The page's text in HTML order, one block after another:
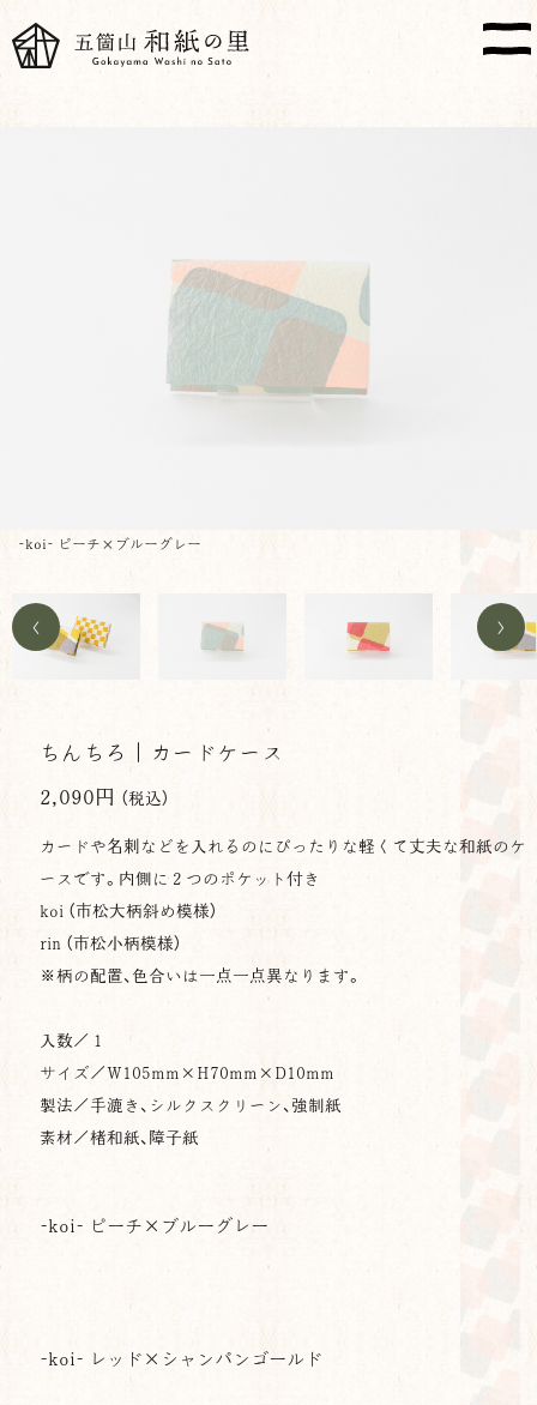
-koi- ピーチ×ブルーグレー
< >
ちんちろ｜カードケース
2,090円 （税込）
カードや名刺などを入れるのにぴったりな軽くて丈夫な和紙のケ
ースです。内側に２つのポケット付き
koi （市松大柄斜め模様）
rin （市松小柄模様）
※柄の配置、色合いは一点一点異なります。
入数／１
サイズ／W105mm×H70mm× D10mm
製法／手漉き、シルクスクリーン、強制紙
素材／楮和紙、障子紙
-koi- ピーチ×ブルーグレー
-koi- レッド×シャンパンゴールド